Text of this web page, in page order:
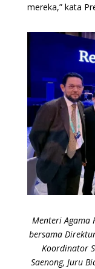
mereka,” kata
Menteri Agama
bersama
Koordinator
Saenong, Juru